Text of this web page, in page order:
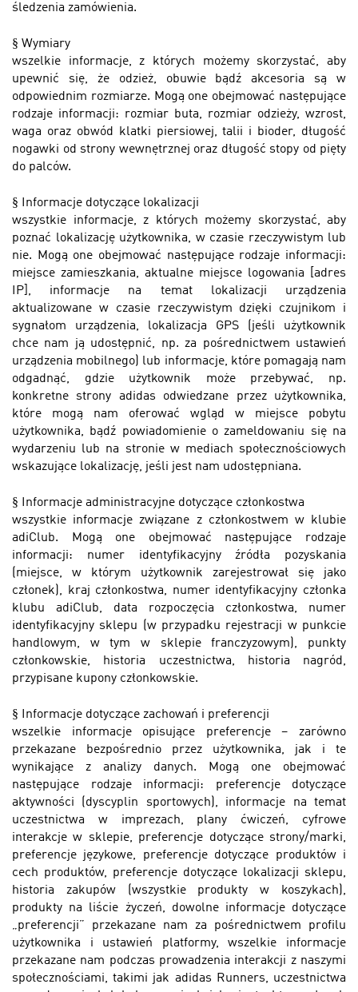
śledzenia zamówienia.
§ Wymiary
wszelkie informacje, z których możemy skorzystać, aby
upewnić się, że odzież, obuwie bądź akcesoria są w
odpowiednim rozmiarze. Mogą one obejmować następujące
rodzaje informacji: rozmiar buta, rozmiar odzieży, wzrost,
waga oraz obwód klatki piersiowej, talii i bioder, długość
nogawki od strony wewnętrznej oraz długość stopy od pięty
do palców.
§
Informacje dotyczące lokalizacji
wszystkie informacje, z których możemy skorzystać, aby
poznać lokalizację użytkownika, w czasie rzeczywistym lub
nie. Mogą one obejmować następujące rodzaje informacji:
miejsce zamieszkania, aktualne miejsce logowania [adres
IP], informacje na temat lokalizacji urządzenia
aktualizowane w czasie rzeczywistym dzięki czujnikom i
sygnałom urządzenia, lokalizacja GPS (jeśli użytkownik
chce nam ją udostępnić, np. za pośrednictwem ustawień
urządzenia mobilnego) lub informacje, które pomagają nam
odgadnąć, gdzie użytkownik może przebywać, np.
konkretne strony adidas odwiedzane przez użytkownika,
które mogą nam oferować wgląd w miejsce pobytu
użytkownika, bądź powiadomienie o zameldowaniu się na
wydarzeniu lub na stronie w mediach społecznościowych
wskazujące lokalizację, jeśli jest nam udostępniana.
§
Informacje administracyjne dotyczące członkostwa
wszystkie informacje związane z członkostwem w klubie
adiClub. Mogą one obejmować następujące rodzaje
informacji: numer identyfikacyjny źródła pozyskania
(miejsce, w którym użytkownik zarejestrował się jako
członek), kraj członkostwa, numer identyfikacyjny członka
klubu adiClub, data rozpoczęcia członkostwa, numer
identyfikacyjny sklepu (w przypadku rejestracji w punkcie
handlowym, w tym w sklepie franczyzowym), punkty
członkowskie, historia uczestnictwa, historia nagród,
przypisane kupony członkowskie.
§
Informacje dotyczące zachowań i preferencji
wszelkie informacje opisujące preferencje − zarówno
przekazane bezpośrednio przez użytkownika, jak i te
wynikające z analizy danych. Mogą one obejmować
następujące rodzaje informacji: preferencje dotyczące
aktywności (dyscyplin sportowych), informacje na temat
uczestnictwa w imprezach, plany ćwiczeń, cyfrowe
interakcje w sklepie, preferencje dotyczące strony/marki,
preferencje językowe, preferencje dotyczące produktów i
cech produktów, preferencje dotyczące lokalizacji sklepu,
historia zakupów (wszystkie produkty w koszykach),
produkty na liście życzeń, dowolne informacje dotyczące
„preferencji” przekazane nam za pośrednictwem profilu
użytkownika i ustawień platformy, wszelkie informacje
przekazane nam podczas prowadzenia interakcji z naszymi
społecznościami, takimi jak adidas Runners, uczestnictwa